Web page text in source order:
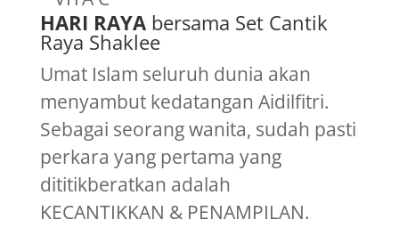
HARI RAYAbersama Set Cantik
Raya Shaklee
Umat Islam seluruh dunia akan
menyambut kedatangan Aidilfitri.
Sebagai seorang wanita, sudah pasti
perkara yang pertama yang
dititikberatkan adalah
KECANTIKKAN & PENAMPILAN.